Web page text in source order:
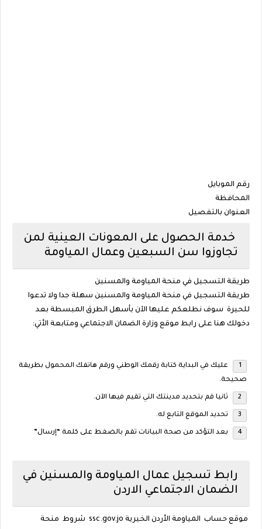
رقم الموبايل
المحافظة
العنوان بالتفصيل
خدمة الحصول على المعونات العينية لمن
تجاوزوا سن السبعين وعمال المياومة
طريقة التسجيل في منحة المياومة والمسنين
طريقة التسجيل في منحة المياومة والمسنين سهلة جدا ولا تدعوا
للحيرة سوف نطلعكم عليها الآن بأسهل الطرق المبسطة بعد
دخولك هنا على رابط موقع وزارة الضمان الاجتماعي ومتابعة الأتي:
عليك في البداية كتابة رقمك الوطني ورقم هاتفك المحمول بطريقة
صحيحة.
ثانيا قم بتحديد مدينتك التي تقيم فيها الآن.
تحديد الموقع التابع له.
بعد التؤكد من صحة البيانات تقم بالضغط على كلمة “إرسال”
رابط تسجيل عمال المياومة والمسنين في
الضمان الاجتماعي الاردن
موقع حساب المياومة الأردن الخيرية ssc.gov.jo شروط منحة